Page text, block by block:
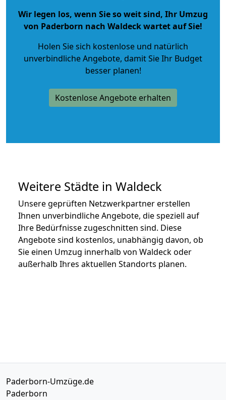
Wir legen los, wenn Sie so weit sind, Ihr Umzug
von Paderborn nach Waldeck wartet auf Sie!
Holen Sie sich kostenlose und natürlich
unverbindliche Angebote, damit Sie Ihr Budget
besser planen!
Kostenlose Angebote erhalten
Weitere Städte in Waldeck
Unsere geprüften Netzwerkpartner erstellen
Ihnen unverbindliche Angebote, die speziell auf
Ihre Bedürfnisse zugeschnitten sind. Diese
Angebote sind kostenlos, unabhängig davon, ob
Sie einen Umzug innerhalb von Waldeck oder
außerhalb Ihres aktuellen Standorts planen.
Paderborn-Umzüge.de
Paderborn